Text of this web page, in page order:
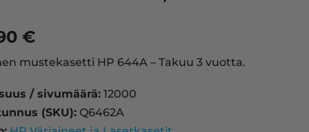
€
mustekasetti HP 644A – Takuu 3 vuotta.
/ sivumäärä: 12000
(SKU): Q6462A